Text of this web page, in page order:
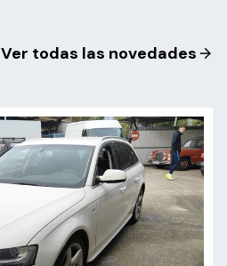
Ver todas las novedades